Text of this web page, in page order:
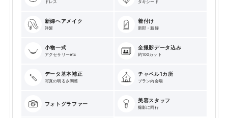
ドレス タキシード
新婦ヘアメイク
洋髪
着付け
新郎・新婦
小物一式
アクセサリーetc
全撮影データ込み
約100カット
データ基本補正
写真の明るさ調整
チャペル1カ所
プラン内会場
フォトグラファー
美容スタッフ
撮影に同行